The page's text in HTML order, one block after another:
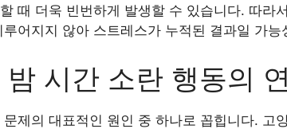
때 더욱 빈번하게 발생할 수 있습니다. 따라
어지지 않아 스트레스가 누적된 결과일 가능
시간 소란 행동의
제의 대표적인 원인 중 하나로 꼽힙니다. 고